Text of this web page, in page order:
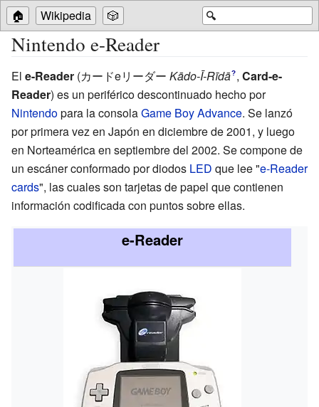
🔍
🏠 Wikipedia 🎲
Nintendo e-Reader
El e-Reader (カードeリーダー Kādo-Ī-Rīdā?, Card-e-
Reader) es un periférico descontinuado hecho por
Nintendopara la consolaGame Boy Advance. Se lanzó
por primera vez en Japón en diciembre de 2001, y luego
en Norteamérica en septiembre del 2002. Se compone de
un escáner conformado por diodos LED que lee "e-Reader
cards", las cuales son tarjetas de papel que contienen
información codificada con puntos sobre ellas.
e-Reader